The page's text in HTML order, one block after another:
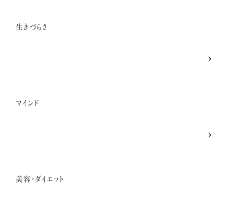
生きづらさ
マインド
美容・ダイエット